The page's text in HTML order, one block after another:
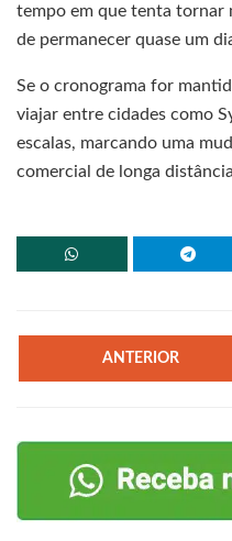
tempo em que tenta tornar
de permanecer quase um
Se o cronograma for
viajar entre cidades como
escalas, marcando uma
comercial de longa
ANTERIOR